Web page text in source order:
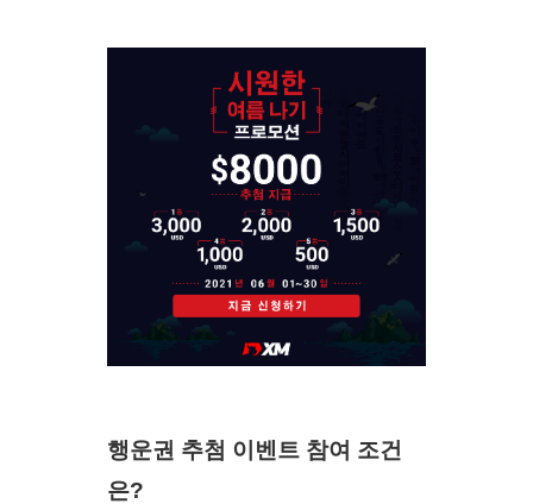
행운권 추첨 이벤트 참여 조건
은?